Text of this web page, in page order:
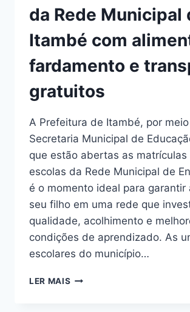
da Rede Municipal
Itambé com
fardamento e
gratuitos
A Prefeitura de Itambé, por
Secretaria Municipal de
que estão abertas as matrículas
escolas da Rede Municipal de
é o momento ideal para garantir
seu filho em uma rede que
qualidade, acolhimento e
condições de aprendizado. As
escolares do município…
LER MAIS